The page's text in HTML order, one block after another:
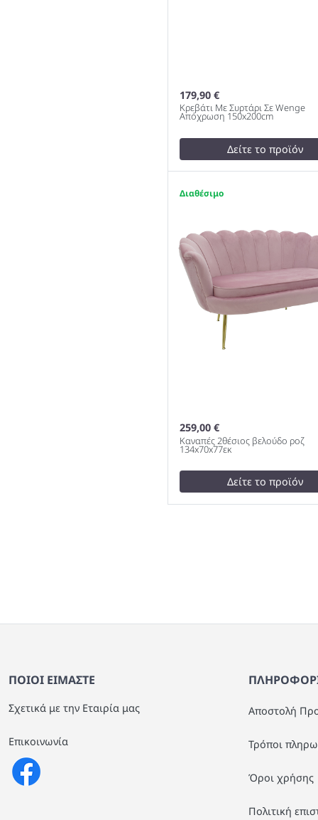
179,90 €
Κρεβάτι Με Συρτάρι Σε Wenge
Απόχρωση 150x200cm
Δείτε το προϊόν
testFalse
Κρεβάτι Με Συρτάρι Σε
Απόχρωση 150x200cm 978
259,00 €
Καναπές 2θέσιος βελούδο ροζ
134x70x77εκ
Δείτε το προϊόν
testFalse
ΠΟΙΟΙ ΕΙΜΑΣΤΕ
Σχετικά με την Εταιρία μας
Επικοινωνία
Αποστολή
Τρόποι
Όροι χρήσης
Πολιτική